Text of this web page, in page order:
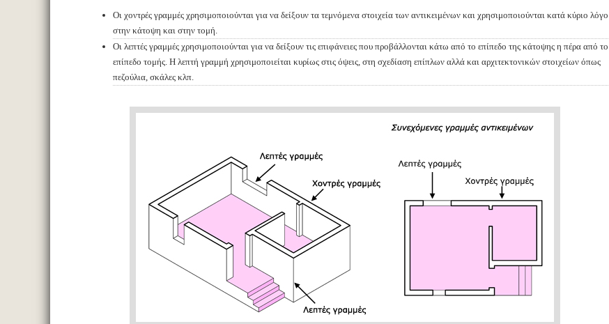
Οι χοντρές γραμμές χρησιμοποιούνται για να δείξουν τα τεμνόμενα στοιχεία των αντικειμένων και χρησιμοποιούνται κατά κύριο λόγο
στην κάτοψη και στην τομή.
Οι λεπτές γραμμές χρησιμοποιούνται για να δείξουν τις επιφάνειες που προβάλλονται κάτω από το επίπεδο της κάτοψης η πέρα από το
επίπεδο τομής. Η λεπτή γραμμή χρησιμοποιείται κυρίως στις όψεις, στη σχεδίαση επίπλων αλλά και αρχιτεκτονικών στοιχείων όπως
πεζούλια, σκάλες κλπ.